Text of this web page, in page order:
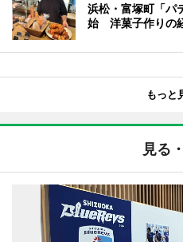
浜松・富塚町「パ
始 洋菓子作りの
もっと
見る